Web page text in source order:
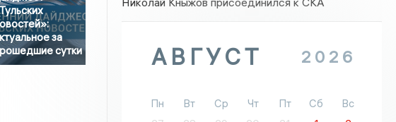
за
сутки
АВГУСТ 2026
Пн Вт Ср Чт Пт Сб
Вс